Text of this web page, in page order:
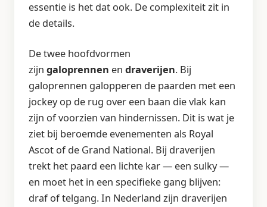
essentie is het dat ook. De complexiteit zit in
de details.
De twee hoofdvormen
zijn galoprennen en draverijen. Bij
galoprennen galopperen de paarden met een
jockey op de rug over een baan die vlak kan
zijn of voorzien van hindernissen. Dit is wat je
ziet bij beroemde evenementen als Royal
Ascot of de Grand National. Bij draverijen
trekt het paard een lichte kar — een sulky —
en moet het in een specifieke gang blijven:
draf of telgang. In Nederland zijn draverijen